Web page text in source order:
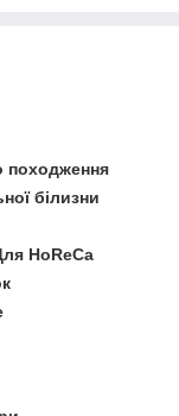
походження
білизни
HoReCa